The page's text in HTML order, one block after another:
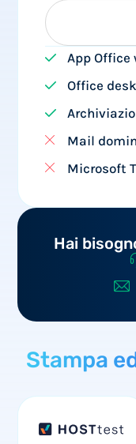
App Office
Office
Mail
Microsoft
Hai
Stampa